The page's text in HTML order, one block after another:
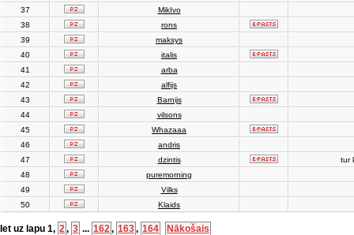
37
MikIvo
38
rons
39
maksys
40
italis
41
arba
42
alfijs
43
Barnijs
44
vilsons
45
Whazaaa
46
andris
47
dzintis
tur
48
puremorning
49
Vilks
50
Klaids
Iet uz lapu 1, 2, 3 ... 162, 163, 164
Nākošais